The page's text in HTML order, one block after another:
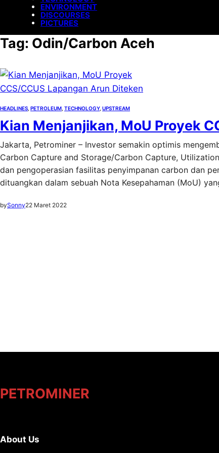
ENVIRONMENT
DISCOURSES
PICTURES
Tag: Odin/Carbon Aceh
HEADLINES PETROLEUM TECHNOLOGY, UPSTREAM
Kian Menjanjikan, MoU Proyek
Jakarta, Petrominer – Investor semakin optimis
Carbon Capture and Storage/Carbon Capture,
dan pengoperasian fasilitas penyimpanan carbon dan
dituangkan dalam sebuah Nota Kesepahaman (MoU)
bySonny22 Maret 2022
PETROMINER
About Us